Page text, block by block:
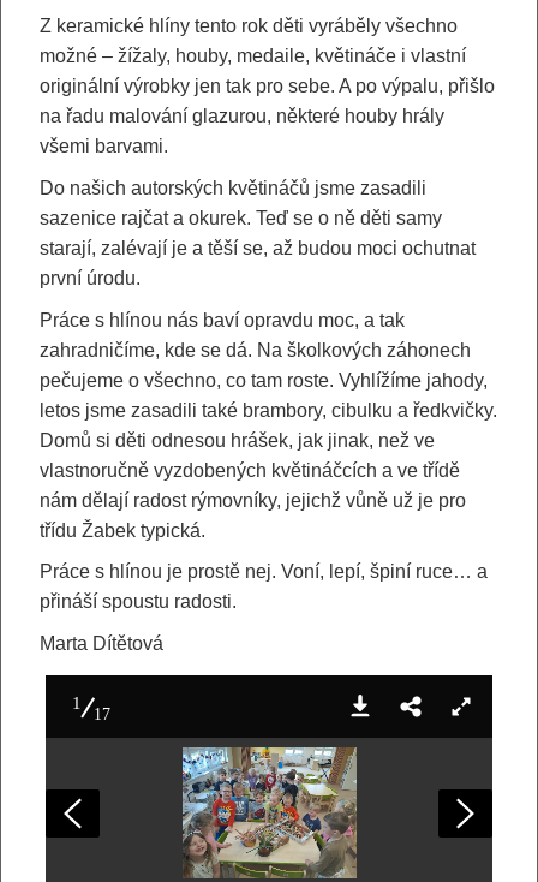
Z keramické hlíny tento rok děti vyráběly všechno
možné – žížaly, houby, medaile, květináče i vlastní
originální výrobky jen tak pro sebe. A po výpalu, přišlo
na řadu malování glazurou, některé houby hrály
všemi barvami.
Do našich autorských květináčů jsme zasadili
sazenice rajčat a okurek. Teď se o ně děti samy
starají, zalévají je a těší se, až budou moci ochutnat
první úrodu.
Práce s hlínou nás baví opravdu moc, a tak
zahradničíme, kde se dá. Na školkových záhonech
pečujeme o všechno, co tam roste. Vyhlížíme jahody,
letos jsme zasadili také brambory, cibulku a ředkvičky.
Domů si děti odnesou hrášek, jak jinak, než ve
vlastnoručně vyzdobených květináčcích a ve třídě
nám dělají radost rýmovníky, jejichž vůně už je pro
třídu Žabek typická.
Práce s hlínou je prostě nej. Voní, lepí, špiní ruce… a
přináší spoustu radosti.
Marta Dítětová
1
17